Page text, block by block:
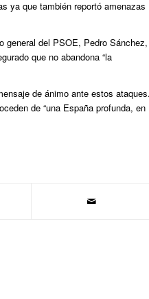
ya que también reportó amenazas
general del PSOE, Pedro Sánchez,
que no abandona “la
de ánimo ante estos
de “una España profunda, en